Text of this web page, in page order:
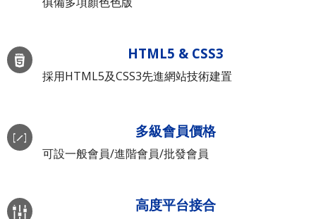
HTML5 & CSS3
採用HTML5及CSS3先進網站技術建置
多級會員價格
可設一般會員/進階會員/批發會員
高度平台接合